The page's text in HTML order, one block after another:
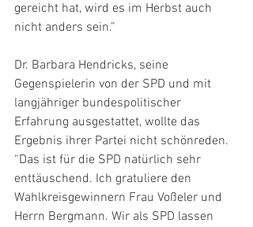
gereicht hat, wird es im Herbst auch
nicht anders sein.”
Dr. Barbara Hendricks, seine
Gegenspielerin von der SPD und mit
langjähriger bundespolitischer
Erfahrung ausgestattet, wollte das
Ergebnis ihrer Partei nicht schönreden.
“Das ist für die SPD natürlich sehr
enttäuschend. Ich gratuliere den
Wahlkreisgewinnern Frau Voßeler und
Herrn Bergmann. Wir als SPD lassen